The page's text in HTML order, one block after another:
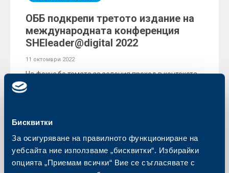
Бисквитки
За осигуряване на правилното функциониране на
уебсайта ние използваме „бисквитки“. Избирайки
опцията „Приемам всички“ Вие се съгласявате с
ОББ подкрепи третото издание на
международната конференция
SHEleader@digital 2022
11 октомври 2022
На фокус бе темата за зеления преход в контекста
на женското лидерство и дигиталната
трансформация